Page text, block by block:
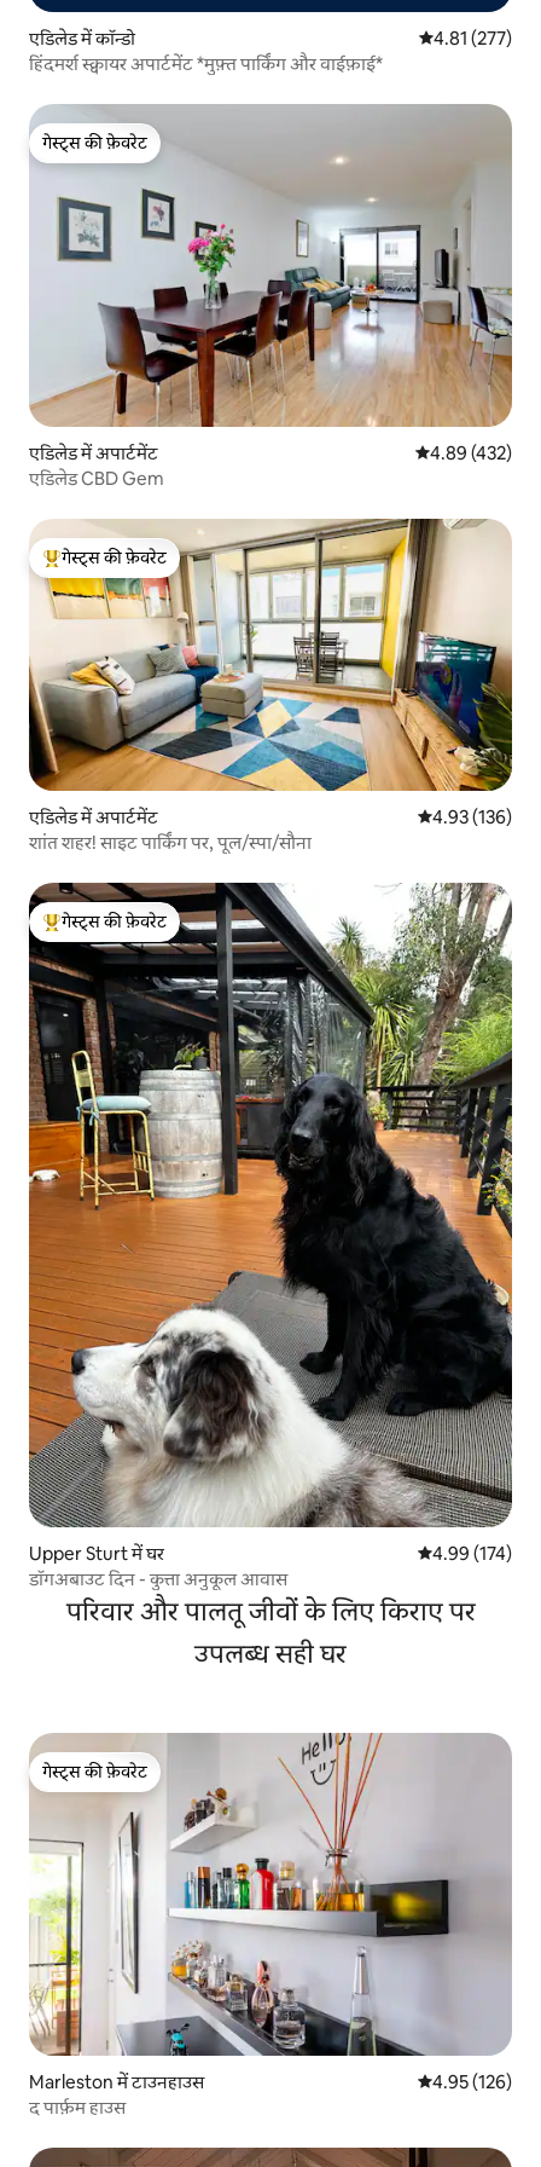
एडिलेड में कॉन्डो औसत रेटिंग 5 में से
4.81 (277)
हिंदमर्श स्क्वायर अपार्टमेंट *मुफ़्त पार्किंग और वाईफ़ाई*
गेस्ट्स की फ़ेवरेट
गेस्ट्स की फ़ेवरेट
एडिलेड में अपार्टमेंट औसत रेटिंग 5 में से
4.89 (432)
एडिलेड CBD Gem
गेस्ट्स का टॉप फ़ेवरेट
गेस्ट्स की फ़ेवरेट
एडिलेड में अपार्टमेंट औसत रेटिंग 5 में से
4.93 (136)
शांत शहर! साइट पार्किंग पर, पूल/स्पा/सौना
गेस्ट्स का टॉप फ़ेवरेट
गेस्ट्स की फ़ेवरेट
Upper Sturt में घर औसत रेटिंग 5 में से
4.99 (174)
डॉगअबाउट दिन - कुत्ता अनुकूल आवास
परिवार और पालतू जीवों के लिए किराए पर
उपलब्ध सही घर
गेस्ट्स की फ़ेवरेट
गेस्ट्स की फ़ेवरेट
Marleston में टाउनहाउस औसत रेटिंग 5 में से
4.95 (126)
द पार्फ़म हाउस